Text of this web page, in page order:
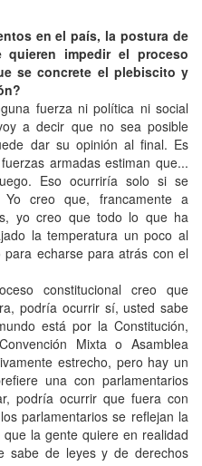
en el país, la postura de
quieren impedir el proceso
se concrete el plebiscito y
fuerza ni política ni social
a decir que no sea posible
dar su opinión al final. Es
armadas estiman que...
Eso ocurriría solo si se
creo que, francamente a
yo creo que todo lo que ha
la temperatura un poco al
echarse para atrás con el
constitucional creo que
podría ocurrir sí, usted sabe
está por la Constitución,
Mixta o Asamblea
estrecho, pero hay un
una con parlamentarios
podría ocurrir que fuera con
parlamentarios se reflejan la
la gente quiere en realidad
sabe de leyes y de derechos